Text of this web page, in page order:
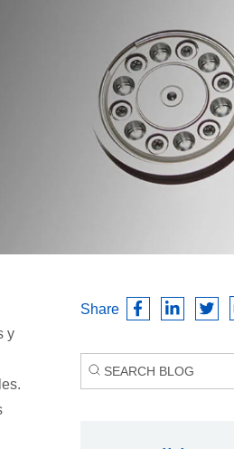
y
Share